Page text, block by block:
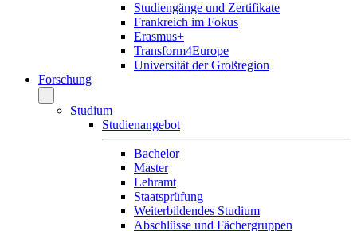
Studiengänge und Zertifikate
Frankreich im Fokus
Erasmus+
Transform4Europe
Universität der Großregion
Forschung
Studium
Studienangebot
Bachelor
Master
Lehramt
Staatsprüfung
Weiterbildendes Studium
Abschlüsse und Fächergruppen